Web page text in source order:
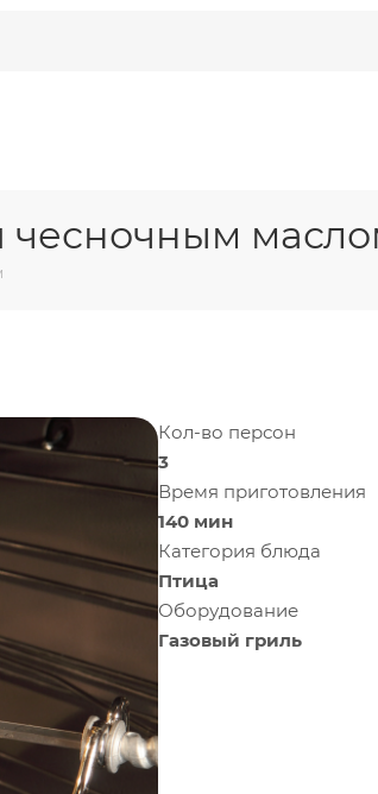
чесночным
Кол-во персон
3
Время приготовления
140 мин
Категория блюда
Птица
Оборудование
Газовый гриль